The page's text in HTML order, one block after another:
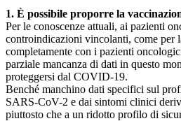
1. È possibile proporre la
Per le conoscenze attuali, ai pazienti
controindicazioni vincolanti, come per
completamente con i pazienti
parziale mancanza di dati in questo
proteggersi dal COVID-19.
Benché manchino dati specifici sul
SARS-CoV-2 e dai sintomi clinici
piuttosto che a un ridotto profilo di